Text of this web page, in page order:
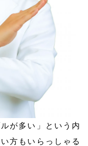
が多い」という内
方もいらっしゃる